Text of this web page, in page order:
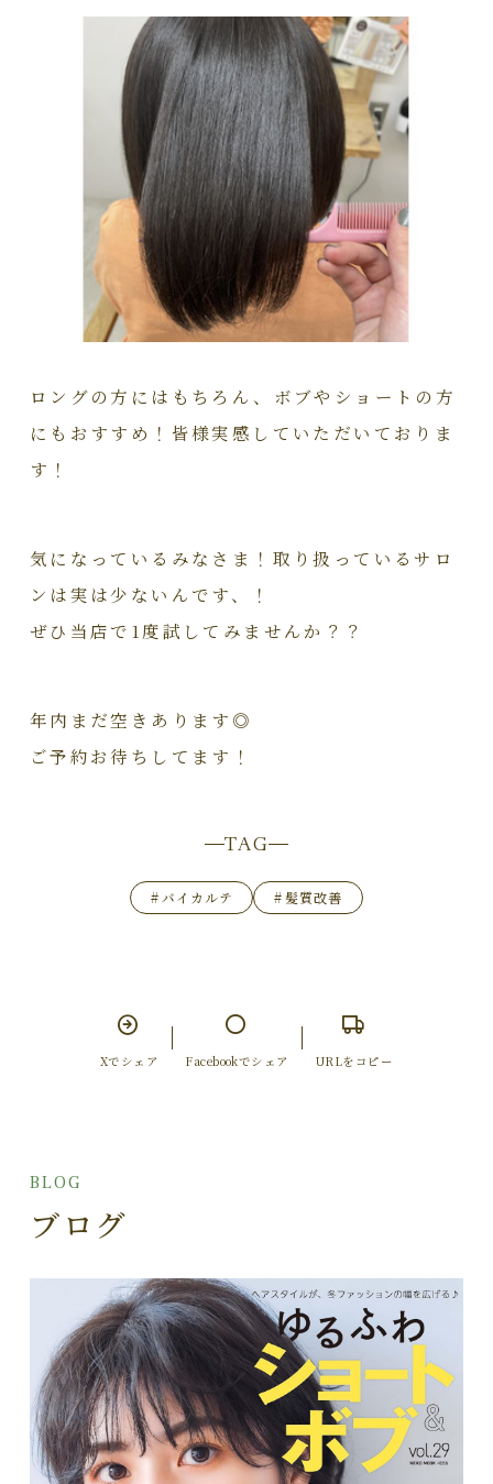
ロングの方にはもちろん、ボブやショートの方
にもおすすめ！皆様実感していただいておりま
す！
気になっているみなさま！取り扱っているサロ
ンは実は少ないんです、！
ぜひ当店で1度試してみませんか？？
年内まだ空きあります◎
ご予約お待ちしてます！
TAG
#バイカルテ # 髪質改善
Xでシェア Facebookでシェア URLをコピー
BLOG
ブログ